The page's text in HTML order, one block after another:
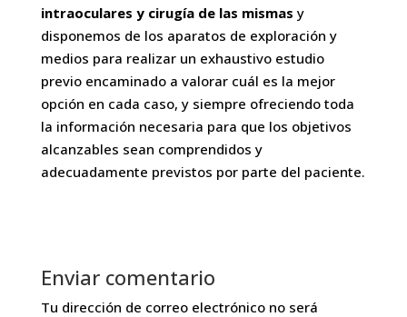
intraoculares y cirugía de las mismas y
disponemos de los aparatos de exploración y
medios para realizar un exhaustivo estudio
previo encaminado a valorar cuál es la mejor
opción en cada caso, y siempre ofreciendo toda
la información necesaria para que los objetivos
alcanzables sean comprendidos y
adecuadamente previstos por parte del paciente.
Enviar comentario
Tu dirección de correo electrónico no será